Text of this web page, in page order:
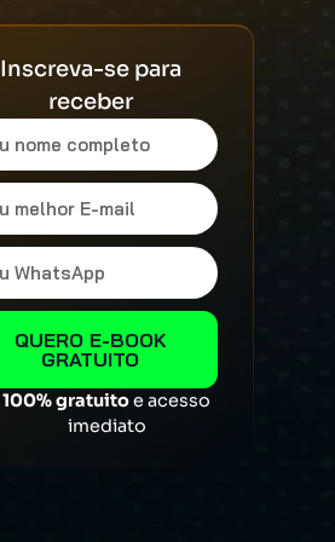
Inscreva-se para
receber
QUERO E-BOOK
GRATUITO
100% gratuitoe acesso
imediato